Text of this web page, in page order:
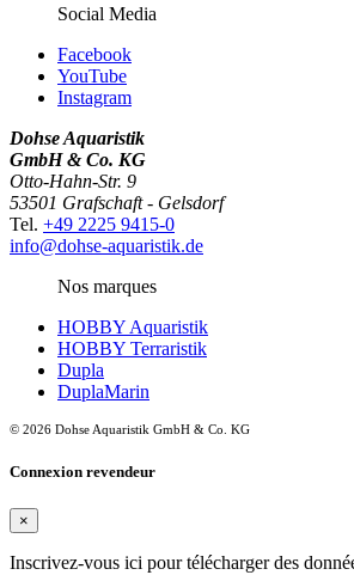
Social Media
Facebook
YouTube
Instagram
Dohse Aquaristik
GmbH & Co. KG
Otto-Hahn-Str. 9
53501 Grafschaft - Gelsdorf
Tel. +49 2225 9415-0
info@dohse-aquaristik.de
Nos marques
HOBBY Aquaristik
HOBBY Terraristik
Dupla
DuplaMarin
© 2026 Dohse Aquaristik GmbH & Co. KG
Connexion revendeur
×
Inscrivez-vous ici pour télécharger des